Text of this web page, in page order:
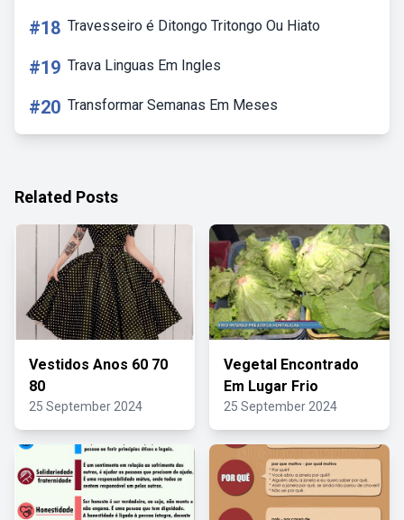
#18 Travesseiro é Ditongo Tritongo Ou Hiato
#19 Trava Linguas Em Ingles
#20 Transformar Semanas Em Meses
Related Posts
Vestidos Anos 60 70
80
25 September 2024
Vegetal Encontrado
Em Lugar Frio
25 September 2024